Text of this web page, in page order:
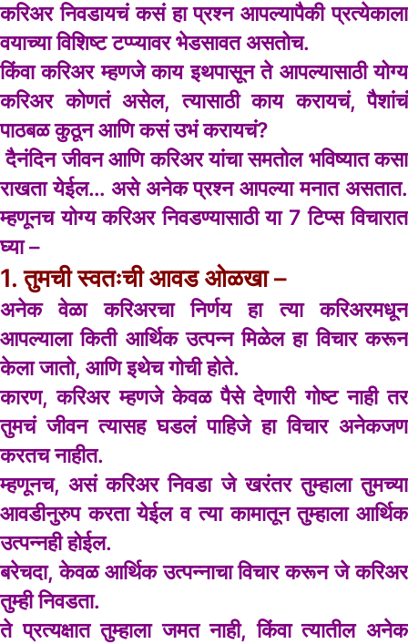
करिअर निवडायचं कसं हा प्रश्न आपल्यापैकी प्रत्येकाला
वयाच्या विशिष्ट टप्प्यावर भेडसावत असतोच.
किंवा करिअर म्हणजे काय इथपासून ते आपल्यासाठी योग्य
करिअर कोणतं असेल, त्यासाठी काय करायचं, पैशांचं
पाठबळ कुठून आणि कसं उभं करायचं?
दैनंदिन जीवनआणिकरिअरयांचा समतोल भविष्यात कसा
राखता येईल… असे अनेक प्रश्न आपल्या मनात असतात.
म्हणूनच योग्य करिअर निवडण्यासाठी या 7 टिप्स विचारात
घ्या –
1. तुमची स्वतःची आवड ओळखा –
अनेक वेळा करिअरचा निर्णय हा त्या करिअरमधून
आपल्याला किती आर्थिक उत्पन्न मिळेल हा विचार करून
केला जातो, आणि इथेच गोची होते.
कारण, करिअर म्हणजे केवळ पैसे देणारी गोष्ट नाही तर
तुमचं जीवन त्यासह घडलं पाहिजे हा विचार अनेकजण
करतच नाहीत.
म्हणूनच, असं करिअर निवडा जे खरंतर तुम्हाला तुमच्या
आवडीनुरुप करता येईल व त्या कामातून तुम्हाला आर्थिक
उत्पन्नही होईल.
बरेचदा, केवळ आर्थिक उत्पन्नाचा विचार करून जे करिअर
तुम्ही निवडता.
ते प्रत्यक्षात तुम्हाला जमत नाही, किंवा त्यातील अनेक